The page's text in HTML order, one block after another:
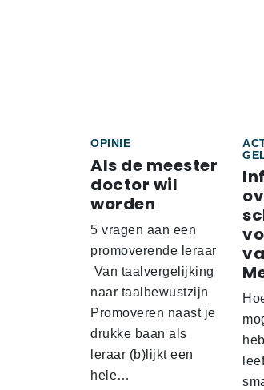
OPINIE
Als de meester
doctor wil
worden
5 vragen aan een
promoverende leraar
Van taalvergelijking
naar taalbewustzijn
Promoveren naast je
drukke baan als
leraar (b)lijkt een
hele…